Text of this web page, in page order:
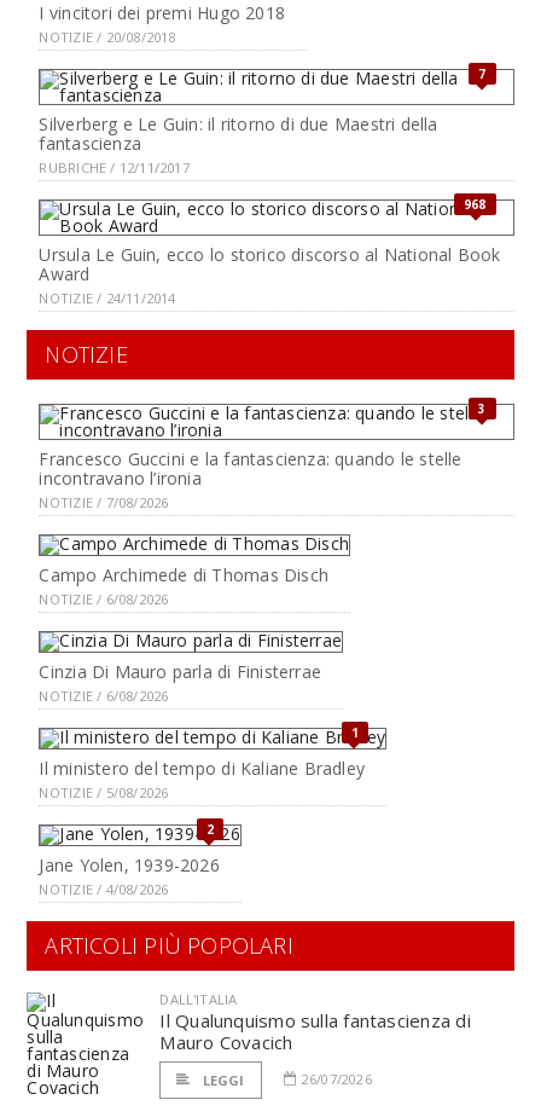
I vincitori dei premi Hugo 2018
NOTIZIE / 20/08/2018
7
Silverberg e Le Guin: il ritorno di due Maestri della
fantascienza
RUBRICHE / 12/11/2017
968
Ursula Le Guin, ecco lo storico discorso al National Book
Award
NOTIZIE / 24/11/2014
NOTIZIE
3
Francesco Guccini e la fantascienza: quando le stelle
incontravano l’ironia
NOTIZIE / 7/08/2026
Campo Archimede di Thomas Disch
NOTIZIE / 6/08/2026
Cinzia Di Mauro parla di Finisterrae
NOTIZIE / 6/08/2026
1
Il ministero del tempo di Kaliane Bradley
NOTIZIE / 5/08/2026
2
Jane Yolen, 1939-2026
NOTIZIE / 4/08/2026
ARTICOLI PIÙ POPOLARI
DALL'ITALIA
Il Qualunquismo sulla fantascienza di
Mauro Covacich
LEGGI 26/07/2026